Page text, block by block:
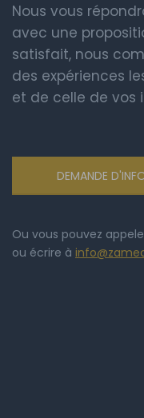
Nous vous
avec une
satisfait, nous
des expériences
et de celle de vos
DEMANDE
Ou vous pouvez
ou écrire à